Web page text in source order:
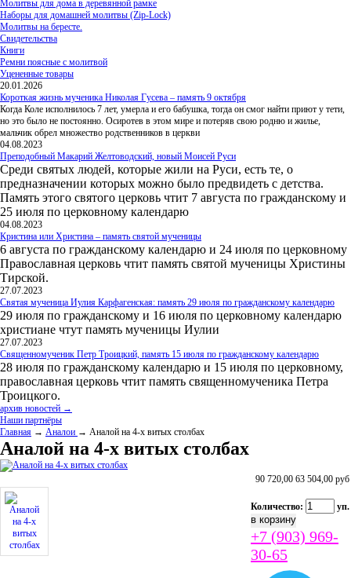
Молитвы для дома в деревянной рамке
Наборы для домашней молитвы (Zip-Lock)
Молитвы на бересте.
Свидетельства
Книги
Ремни поясные с молитвой
Уцененные товары
20.01.2026
Короткая жизнь мученика Николая Гусева – память 9 октября
Когда Коле исполнилось 7 лет, умерла и его бабушка, тогда он смог найти приют у тети,
но это было не постоянно. Осиротев в этом мире и потеряв свою родню и жилье,
мальчик обрел множество родственников в церкви
04.08.2023
Преподобный Макарий Желтоводский, новый Моисей Руси
Среди святых людей, которые жили на Руси, есть те, о
предназначении которых можно было предвидеть с детства.
Память этого святого церковь чтит 7 августа по гражданскому и
25 июля по церковному календарю
04.08.2023
Кристина или Христина – память святой мученицы
6 августа по гражданскому календарю и 24 июля по церковному
Православная церковь чтит память святой мученицы Христины
Тирской.
27.07.2023
Святая мученица Иулия Карфагенская: память 29 июля по гражданскому календарю
29 июля по гражданскому и 16 июля по церковному календарю
христиане чтут память мученицы Иулии
27.07.2023
Священномученик Петр Троицкий, память 15 июля по гражданскому календарю
28 июля по гражданскому календарю и 15 июля по церковному,
православная церковь чтит память священномученика Петра
Троицкого.
архив новостей →
Наши партнёры
Главная → Аналои → Аналой на 4-х витых столбах
Аналой на 4-х витых столбах
90 720,00 63 504,00 руб
Количество: уп.
+7 (903) 969-
30-65